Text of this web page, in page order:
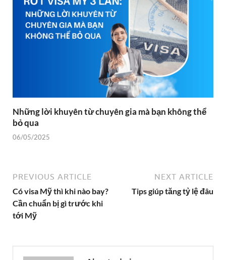
Những lời khuyên từ chuyên gia mà bạn không thể
bỏ qua
06/05/2025
PREVIOUS ARTICLE
Có visa Mỹ thì khi nào bay?
Cần chuẩn bị gì trước khi
tới Mỹ
NEXT ARTICLE
Tips giúp tăng tỷ lệ đâu